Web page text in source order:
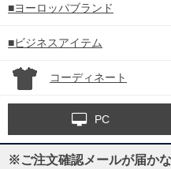
■ヨーロッパブランド
■ビジネスアイテム
コーディネート
PC
※ご注文確認メールが届か